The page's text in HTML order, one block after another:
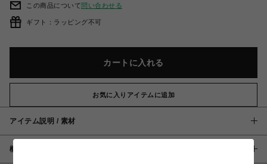
この商品について問い合わせる
ギフト：ラッピング不可
カートに入れる
お気に入りアイテムに追加
アイテム説明 / 素材
概要